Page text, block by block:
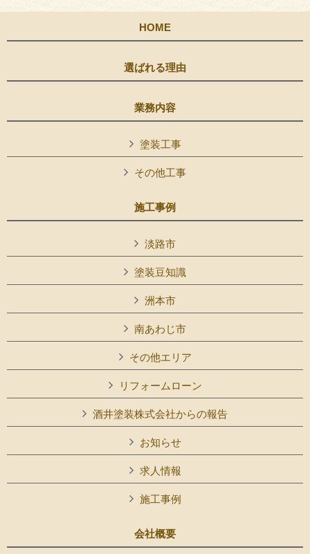
HOME
選ばれる理由
業務内容
塗装工事
その他工事
施工事例
淡路市
塗装豆知識
洲本市
南あわじ市
その他エリア
リフォームローン
酒井塗装株式会社からの報告
お知らせ
求人情報
施工事例
会社概要